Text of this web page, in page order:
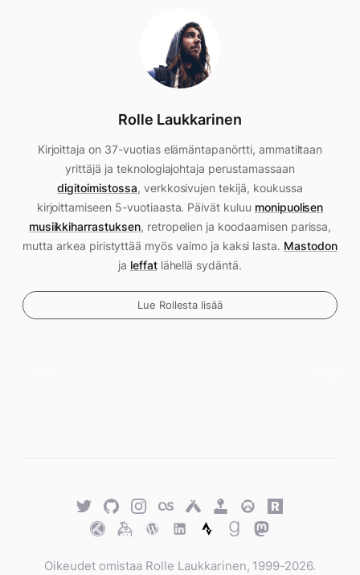
Rolle Laukkarinen
Kirjoittaja on 37-vuotias elämäntapanörtti, ammatiltaan
yrittäjä ja teknologiajohtaja perustamassaan
digitoimistossa, verkkosivujen tekijä, koukussa
kirjoittamiseen 5-vuotiaasta. Päivät kuluu monipuolisen
musiikkiharrastuksen, retropelien ja koodaamisen parissa,
mutta arkea piristyttää myös vaimo ja kaksi lasta. Mastodon
ja leffatlähellä sydäntä.
Lue Rollesta lisää
TwitterGitHubTwitterLast.fmUntappd
Retro
Achievements
Overwatch
Rawg.io
TraktKeybaseWordPress
WordPress
StravaGoodreads
Mastodon
Oikeudet omistaa Rolle Laukkarinen, 1999-2026.